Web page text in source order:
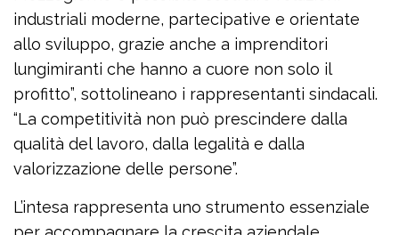
industriali moderne, partecipative e orientate
allo sviluppo, grazie anche a imprenditori
lungimiranti che hanno a cuore non solo il
profitto”, sottolineano i rappresentanti sindacali.
“La competitività non può prescindere dalla
qualità del lavoro, dalla legalità e dalla
valorizzazione delle persone”.
L’intesa rappresenta uno strumento essenziale